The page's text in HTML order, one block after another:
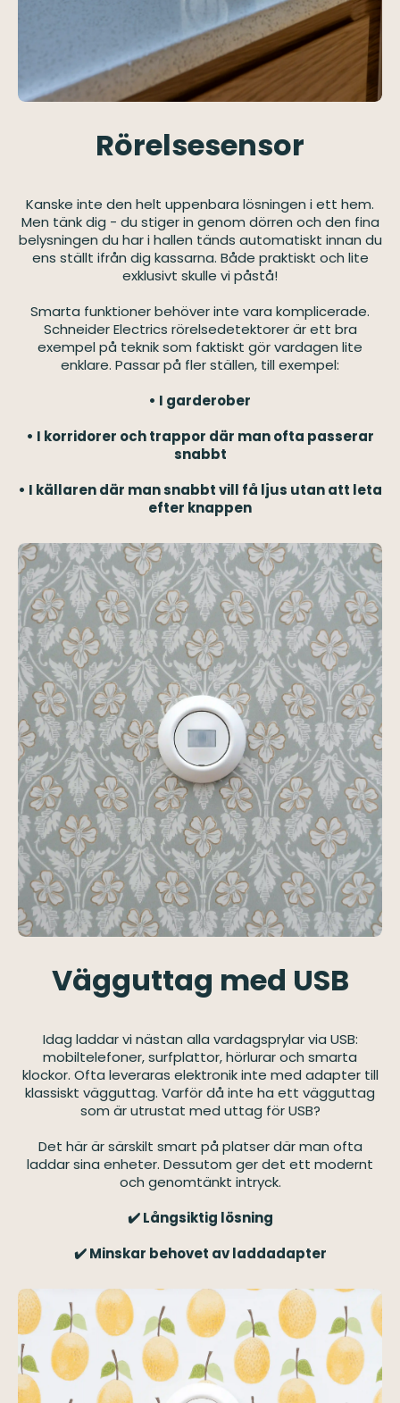
Rörelsesensor
Kanske inte den helt uppenbara lösningen i ett hem.
Men tänk dig - du stiger in genom dörren och den fina
belysningen du har i hallen tänds automatiskt innan du
ens ställt ifrån dig kassarna. Både praktiskt och lite
exklusivt skulle vi påstå!
Smarta funktioner behöver inte vara komplicerade.
Schneider Electrics rörelsedetektorer är ett bra
exempel på teknik som faktiskt gör vardagen lite
enklare. Passar på fler ställen, till exempel:
• I garderober
• I korridorer och trappor där man ofta passerar
snabbt
• I källaren där man snabbt vill få ljus utan att leta
efter knappen
Vägguttag med USB
Idag laddar vi nästan alla vardagsprylar via USB:
mobiltelefoner, surfplattor, hörlurar och smarta
klockor. Ofta leveraras elektronik inte med adapter till
klassiskt vägguttag. Varför då inte ha ett vägguttag
som är utrustat med uttag för USB?
Det här är särskilt smart på platser där man ofta
laddar sina enheter. Dessutom ger det ett modernt
och genomtänkt intryck.
✔️ Långsiktig lösning
✔️ Minskar behovet av laddadapter